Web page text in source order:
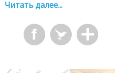
Читать далее...